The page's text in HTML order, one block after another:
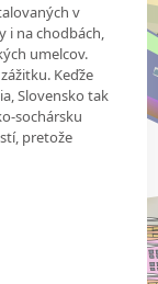
v
i na chodbách,
umelcov.
Keďže
Slovensko tak
sochársku
pretože